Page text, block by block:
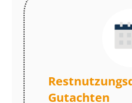
Gutachten